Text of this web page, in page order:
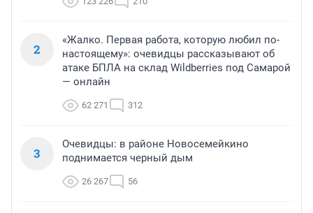
2
«Жалко. Первая работа, которую любил по-
настоящему»: очевидцы рассказывают об
атаке БПЛА на склад Wildberries под Самарой
— онлайн
62 271 312
3
Очевидцы: в районе Новосемейкино
поднимается черный дым
26 267 56